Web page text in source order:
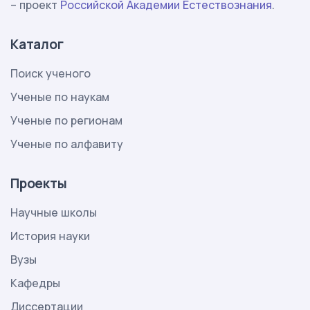
– проект Российской Академии Естествознания.
Каталог
Поиск ученого
Ученые по наукам
Ученые по регионам
Ученые по алфавиту
Проекты
Научные школы
История науки
Вузы
Кафедры
Диссертации